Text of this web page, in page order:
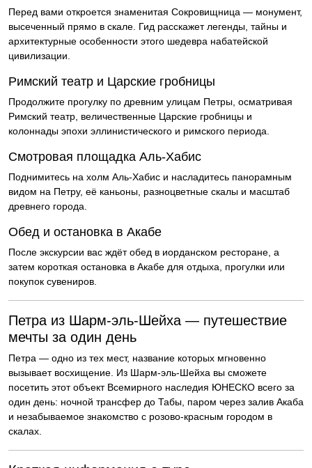
Перед вами откроется знаменитая Сокровищница — монумент,
высеченный прямо в скале. Гид расскажет легенды, тайны и
архитектурные особенности этого шедевра набатейской
цивилизации.
Римский театр и Царские гробницы
Продолжите прогулку по древним улицам Петры, осматривая
Римский театр, величественные Царские гробницы и
колоннады эпохи эллинистического и римского периода.
Смотровая площадка Аль-Хабис
Поднимитесь на холм Аль-Хабис и насладитесь панорамным
видом на Петру, её каньоны, разноцветные скалы и масштаб
древнего города.
Обед и остановка в Акабе
После экскурсии вас ждёт обед в иорданском ресторане, а
затем короткая остановка в Акабе для отдыха, прогулки или
покупок сувениров.
Петра из Шарм-эль-Шейха — путешествие
мечты за один день
Петра — одно из тех мест, название которых мгновенно
вызывает восхищение. Из Шарм-эль-Шейха вы сможете
посетить этот объект Всемирного наследия ЮНЕСКО всего за
один день: ночной трансфер до Табы, паром через залив Акаба
и незабываемое знакомство с розово-красным городом в
скалах.